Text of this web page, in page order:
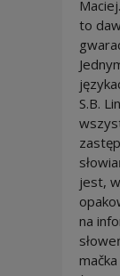
to
S.B.
jest,
na